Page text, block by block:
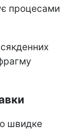
процесами
швидке